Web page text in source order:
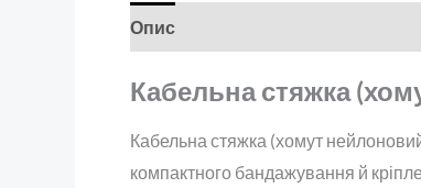
Опис
Кабельна стяжка
Кабельна стяжка (хомут
компактного бандажування й